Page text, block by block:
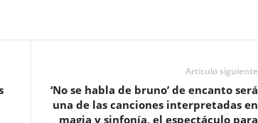
Artículo siguiente
‘No se habla de bruno’ de encanto será
una de las canciones interpretadas en
magia y sinfonía, el espectáculo para